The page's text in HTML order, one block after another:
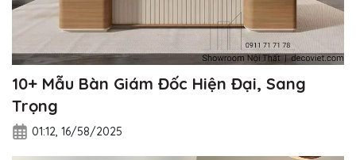
10+ Mẫu Bàn Giám Đốc Hiện Đại, Sang
Trọng
01:12, 16/58/2025